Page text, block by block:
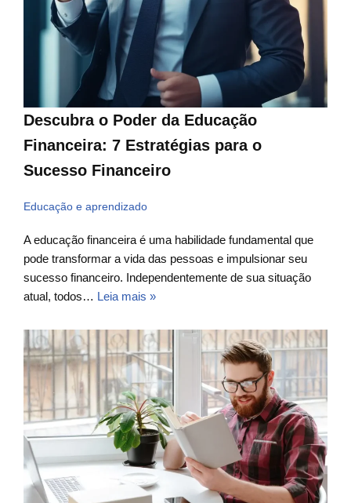
Descubra o Poder da Educação
Financeira: 7 Estratégias para o
Sucesso Financeiro
Educação e aprendizado
A educação financeira é uma habilidade fundamental que
pode transformar a vida das pessoas e impulsionar seu
sucesso financeiro. Independentemente de sua situação
atual, todos… Leia mais »